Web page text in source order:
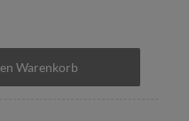
Warenkorb